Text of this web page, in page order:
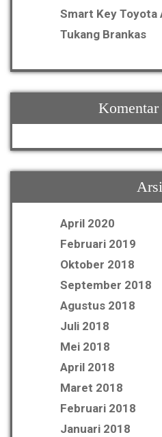
Smart Key Toyota
Tukang Brankas
Komentar
April 2020
Februari 2019
Oktober 2018
September 2018
Agustus 2018
Juli 2018
Mei 2018
April 2018
Maret 2018
Februari 2018
Januari 2018